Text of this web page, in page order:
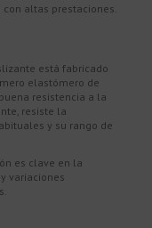
altas prestaciones.
está fabricado
elastómero de
resistencia a la
resiste la
y su rango de
es clave en la
variaciones